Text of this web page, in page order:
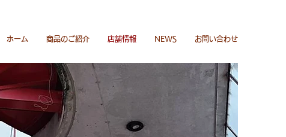
ホーム 商品のご紹介 店舗情報 NEWS お問い合わせ